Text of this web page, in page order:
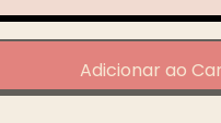
Adicionar ao